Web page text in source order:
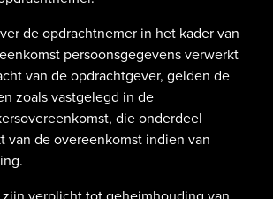
de opdrachtnemer in het kader van
persoonsgegevens verwerkt
van de opdrachtgever, gelden de
zoals vastgelegd in de
die onderdeel
van de overeenkomst indien van